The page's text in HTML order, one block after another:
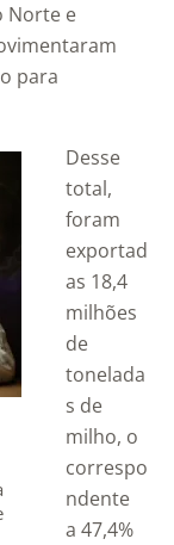
Norte e
para
Desse
total,
foram
exportad
as 18,4
milhões
de
tonelada
s de
milho, o
correspo
ndente
a 47,4%